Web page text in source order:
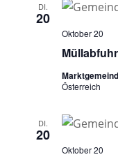
DI.
20
Oktober 20
Österreich
DI.
20
Oktober 20